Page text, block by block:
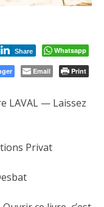
Share Whatsapp
Email Print
LAVAL — Laissez
Privat